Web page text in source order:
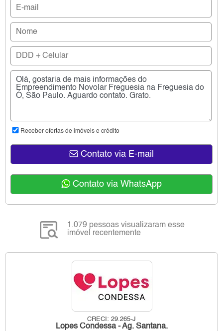
Receber ofertas de imóveis e crédito
Contato via E-mail
Contato via WhatsApp
1.079 pessoas visualizaram esse
imóvel recentemente
CRECI: 29.265-J
Lopes Condessa - Ag. Santana.